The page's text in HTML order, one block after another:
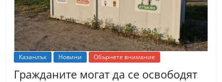
Казанлък Новини Обърнете внимание
Гражданите могат да се освободят